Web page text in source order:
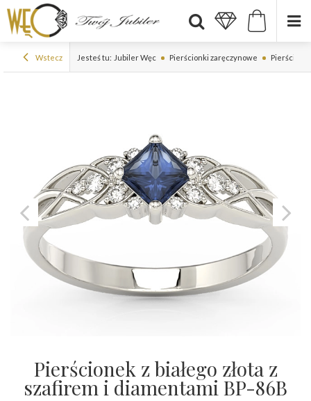
Wstecz Jesteś tu: Jubiler Węc Pierścionki zaręczynowe
Pierścionek z białego złota z
szafirem i diamentami BP-86B